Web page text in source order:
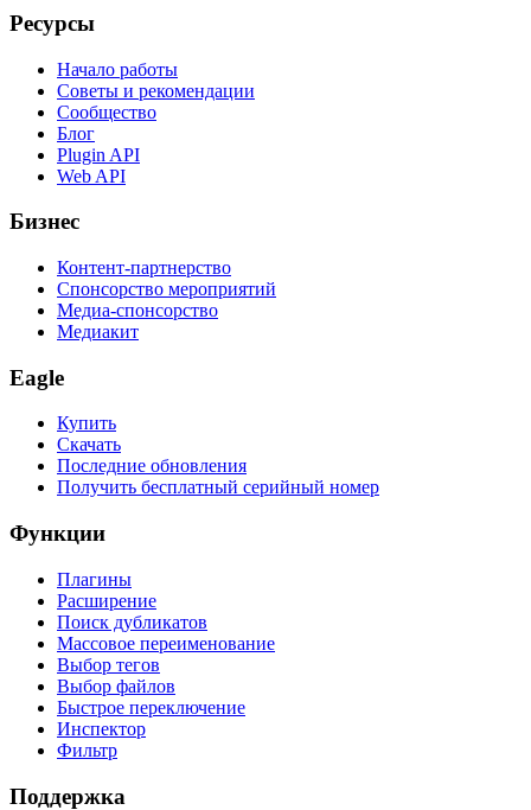
Ресурсы
Начало работы
Советы и рекомендации
Сообщество
Блог
Plugin API
Web API
Бизнес
Контент-партнерство
Спонсорство мероприятий
Медиа-спонсорство
Медиакит
Eagle
Купить
Скачать
Последние обновления
Получить бесплатный серийный номер
Функции
Плагины
Расширение
Поиск дубликатов
Массовое переименование
Выбор тегов
Выбор файлов
Быстрое переключение
Инспектор
Фильтр
Поддержка